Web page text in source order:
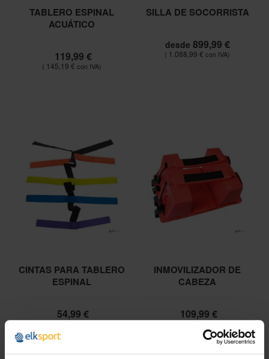
TABLERO ESPINAL
ACUÁTICO
119,99 €
145,19 €
SILLA DE SOCORRISTA
desde 899,99 €
1.088,99 €
CINTAS PARA TABLERO
ESPINAL
54,99 €
66,54 €
INMOVILIZADOR DE
CABEZA
109,99 €
133,09 €